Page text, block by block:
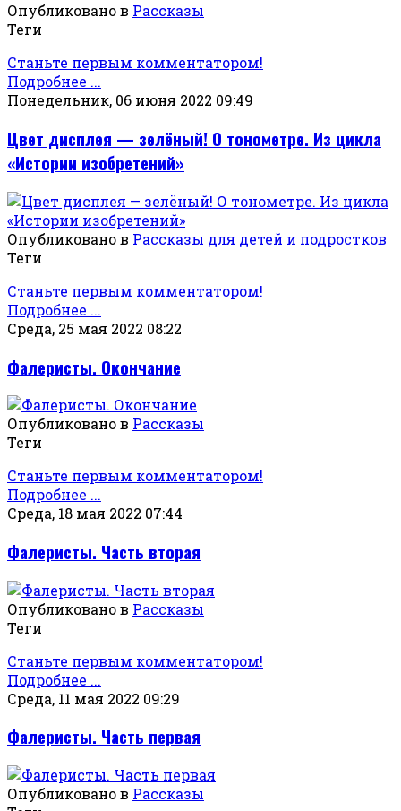
Опубликовано в Рассказы
Теги
Станьте первым комментатором!
Подробнее ...
Понедельник, 06 июня 2022 09:49
Цвет дисплея — зелёный! О тонометре. Из цикла
«Истории изобретений»
Опубликовано в Рассказы для детей и подростков
Теги
Станьте первым комментатором!
Подробнее ...
Среда, 25 мая 2022 08:22
Фалеристы. Окончание
Опубликовано в Рассказы
Теги
Станьте первым комментатором!
Подробнее ...
Среда, 18 мая 2022 07:44
Фалеристы. Часть вторая
Опубликовано в Рассказы
Теги
Станьте первым комментатором!
Подробнее ...
Среда, 11 мая 2022 09:29
Фалеристы. Часть первая
Опубликовано в Рассказы